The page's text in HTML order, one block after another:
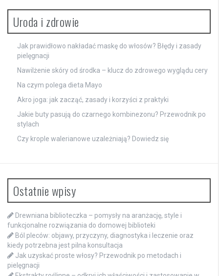
Uroda i zdrowie
Jak prawidłowo nakładać maskę do włosów? Błędy i zasady
pielęgnacji
Nawilżenie skóry od środka – klucz do zdrowego wyglądu cery
Na czym polega dieta Mayo
Akro joga: jak zacząć, zasady i korzyści z praktyki
Jakie buty pasują do czarnego kombinezonu? Przewodnik po
stylach
Czy krople walerianowe uzależniają? Dowiedz się
Ostatnie wpisy
Drewniana biblioteczka – pomysły na aranżację, style i
funkcjonalne rozwiązania do domowej biblioteki
Ból pleców: objawy, przyczyny, diagnostyka i leczenie oraz
kiedy potrzebna jest pilna konsultacja
Jak uzyskać proste włosy? Przewodnik po metodach i
pielęgnacji